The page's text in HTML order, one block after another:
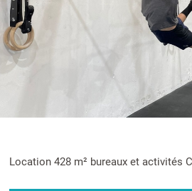
Location 428 m² bureaux et activités